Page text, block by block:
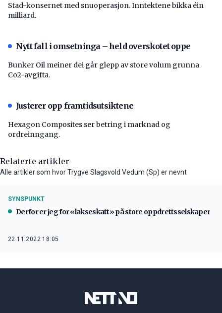
Stad-konsernet med snuoperasjon. Inntektene bikka éin
milliard.
Nytt fall i omsetninga – held overskotet oppe
Bunker Oil meiner dei går glepp av store volum grunna
Co2-avgifta.
Justerer opp framtidsutsiktene
Hexagon Composites ser betring i marknad og
ordreinngang.
Relaterte artikler
Alle artikler som hvor Trygve Slagsvold Vedum (Sp) er nevnt
SYNSPUNKT
Derfor er jeg for «lakseskatt» på store oppdrettsselskaper
22.11.2022 18:05